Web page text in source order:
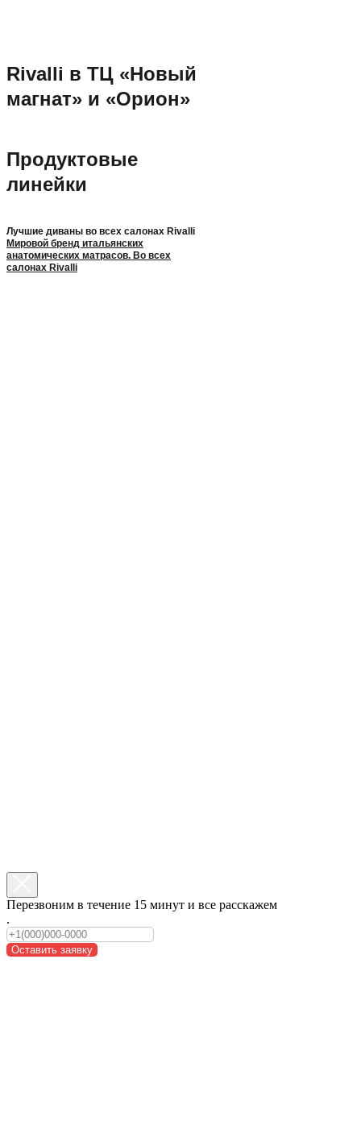
Продуктовые
линейки
Лучшие диваны во всех салонах Rivalli
Мировой бренд итальянских
анатомических матрасов. Во всех
салонах Rivalli
Rivalli в ТЦ «Новый
магнат» и «Орион»
Перезвоним в течение 15 минут и все расскажем
.
Оставить заявку